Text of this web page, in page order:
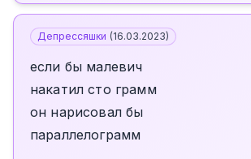
Депрессяшки (16.03.2023)
если бы малевич
накатил сто грамм
он нарисовал бы
параллелограмм